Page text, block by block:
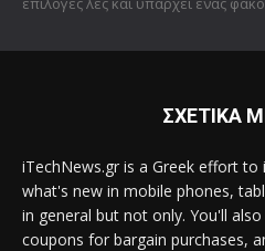
ΣΧΕΤΙΚΑ
iTechNews.gr is a Greek effort
what's new in mobile phones,
in general but not only. You'll
coupons for bargain purchases,